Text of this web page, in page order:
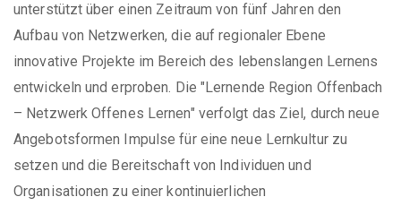
unterstützt über einen Zeitraum von fünf Jahren den
Aufbau von Netzwerken, die auf regionaler Ebene
innovative Projekte im Bereich des lebenslangen Lernens
entwickeln und erproben. Die "Lernende Region Offenbach
– Netzwerk Offenes Lernen" verfolgt das Ziel, durch neue
Angebotsformen Impulse für eine neue Lernkultur zu
setzen und die Bereitschaft von Individuen und
Organisationen zu einer kontinuierlichen